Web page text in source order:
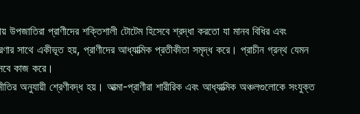
প্রাণীদের শক্তিশালী টোটেম হিসেবে শ্রদ্ধা করতো যা মানব বিধির এবং
সাথে একীভূত হয়, প্রাণীদের আধ্যাত্মিক প্রতীকীতা সমৃদ্ধ করে। প্রাচীন গ্রন্থ যেমন
কাজ করে।
অনুযায়ী শ্রেণীবদ্ধ হয়। আত্মা-প্রাণীরা শারীরিক এবং আধ্যাত্মিক অঞ্চলগুলোকে সংযুক্ত